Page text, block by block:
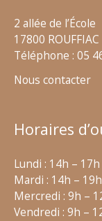
2 allée de l’École
17800 ROUFFIAC
Téléphone : 05
Nous contacter
Horaires
Lundi : 14h – 17h
Mardi : 14h – 19h
Mercredi : 9h –
Vendredi : 9h –